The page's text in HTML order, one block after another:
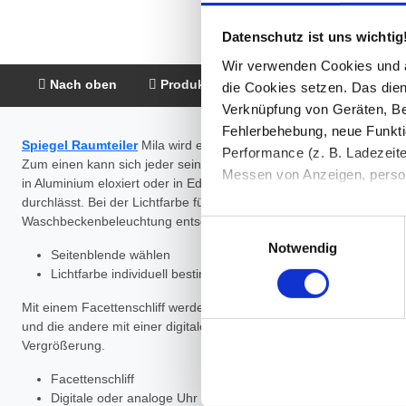
Datenschutz ist uns wichtig!
Wir verwenden Cookies
die Cookies setzen. Das
Verknüpfung von Geräten,
Fehlerbehebung, neue
Performance (z. B.
Messen von Anzeigen,
Die Einzelheiten können
die eingesetzten
Indem Sie auf den Button
Einwilligungsauswahl
Notwendig
Nach oben Produktbeschreibung Montage
Spiegel RaumteilerMila wird ein angenehmer Begleiter sein in
Zum einen kann sich jeder seine Seite so ausstatten lassen, wie
in Aluminium eloxiert oder in Edelstahloptik anbieten. Besonders
durchlässt. Bei der Lichtfarbe für den Raumteiler Spiegel selbst
Waschbeckenbeleuchtung entscheiden, so kann jede Seite für
Seitenblende wählen
Lichtfarbe individuell bestimmen
Mit einem Facettenschliff werden die Kanten des Raumteiler
und die andere mit einer digitalen Uhr. Ähnlich verhält es sich mit
Vergrößerung.
Facettenschliff
Digitale oder analoge Uhr